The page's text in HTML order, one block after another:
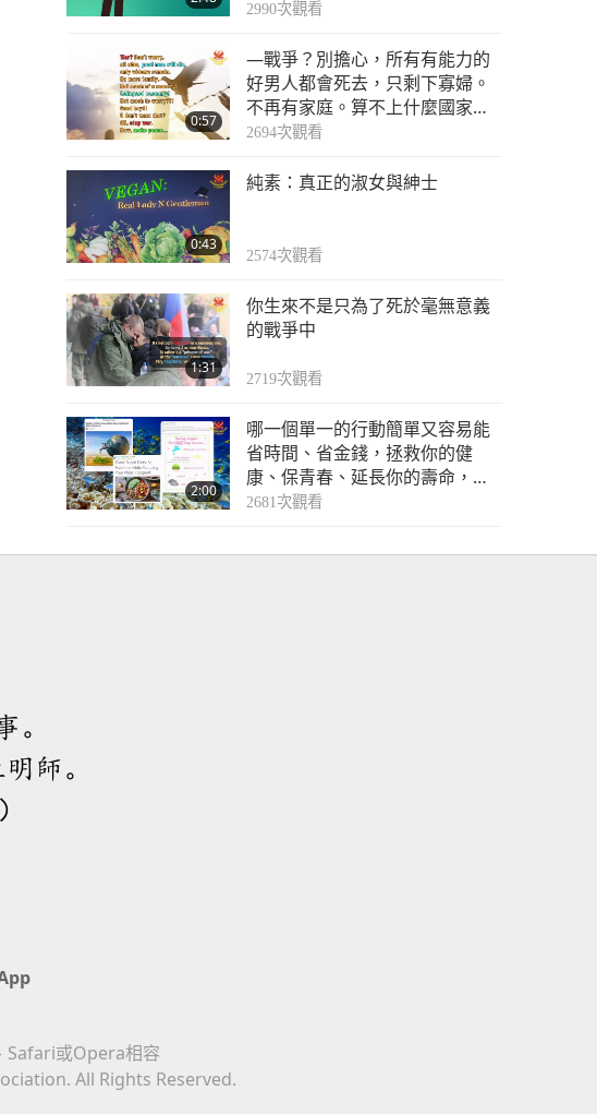
2990次觀看
0:57
—戰爭？別擔心，所有有能力的
好男人都會死去，只剩下寡婦。
不再有家庭。算不上什麼國家！
經濟崩潰！沒什麼好擔心
這樣嗎？好，停止戰爭。現在就
2694次觀看
0:43
純素：真正的淑女與紳士
2574次觀看
1:31
你生來不是只為了死於毫無意義
的戰爭中
2719次觀看
2:00
哪一個單一的行動簡單又容易能
省時間、省金錢，拯救你的健
康、保青春、延長你的壽命，讓
你免於下地獄，引領你上天堂，
空氣，拯救純淨的水，拯救海
2681次觀看
。
師。
或Opera相容
All Rights Reserved.